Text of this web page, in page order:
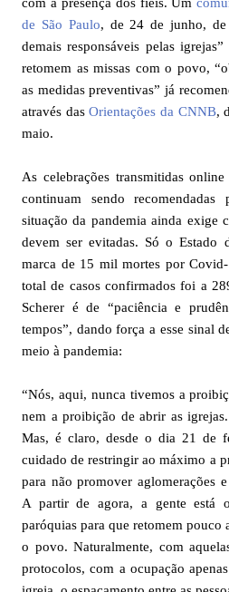
de São Paulo, de 24 de junho, de
demais responsáveis pelas
retomem as missas com o povo,
as medidas preventivas” já
através dasOrientações da CNNB,
maio.
As celebrações transmitidas
continuam sendo
situação da pandemia ainda exige
devem ser evitadas. Só o Estado
marca de 15 mil mortes por
total de casos confirmados foi a
Scherer é de “paciência e
tempos”, dando força a esse sinal
meio à pandemia:
“Nós, aqui, nunca tivemos a
nem a proibição de abrir as
Mas, é claro, desde o dia 21 de
cuidado de restringir ao máximo a
para não promover aglomerações
A partir de agora, a gente está
paróquias para que retomem pouco
o povo. Naturalmente, com
protocolos, com a ocupação